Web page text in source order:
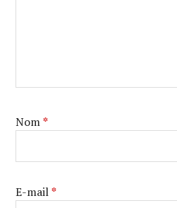
Nom*
E-mail*